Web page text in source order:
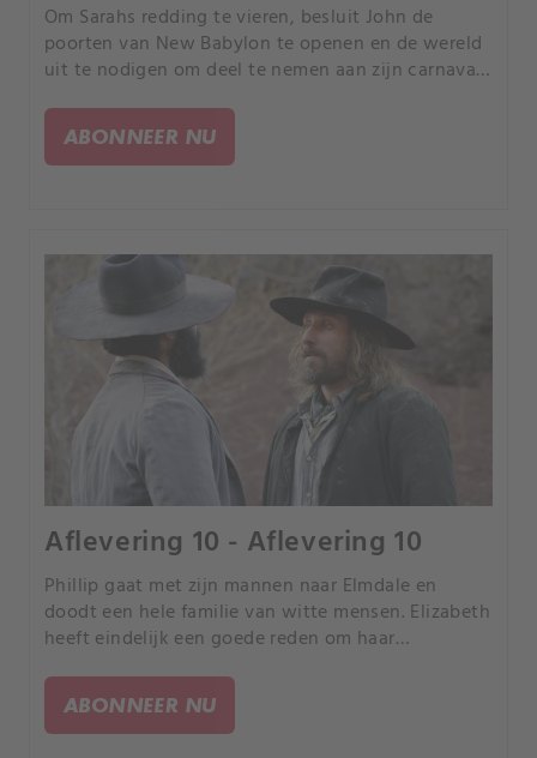
Om Sarahs redding te vieren, besluit John de
poorten van New Babylon te openen en de wereld
uit te nodigen om deel te nemen aan zijn carnaval:
wordt voor de voorbereidingen gespaard, omdat
hij wil dat mensen weer gelukkig zijn, zich
herenigen en hij wil vooral dat hij en Sarah de
ABONNEER NU
Aflevering 10 - Aflevering 10
Phillip gaat met zijn mannen naar Elmdale en
doodt een hele familie van witte mensen. Elizabeth
heeft eindelijk een goede reden om haar
vrijwilligers, die New Babylon zullen vernietigen in
naam van God, te rechtvaardigen.
ABONNEER NU